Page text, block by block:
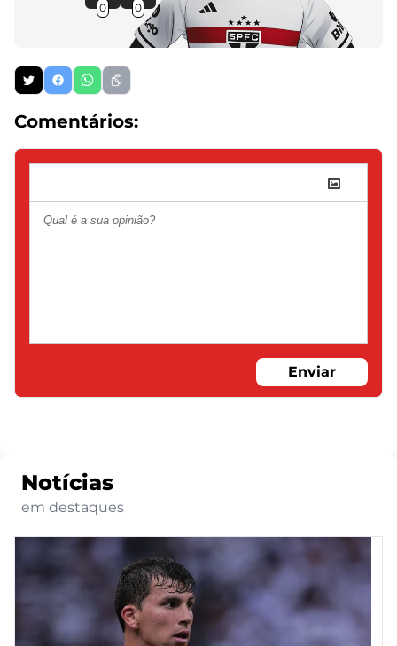
0 0
Comentários:
Enviar
Notícias
em destaques